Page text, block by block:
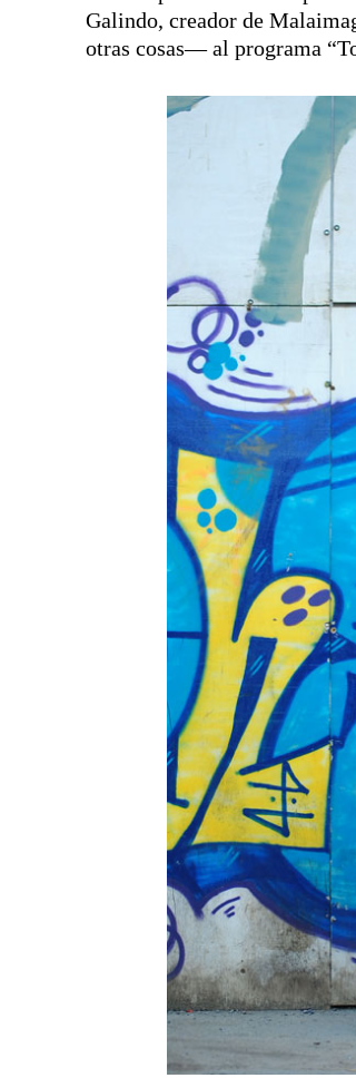
Galindo, creador de
otras cosas— al programa